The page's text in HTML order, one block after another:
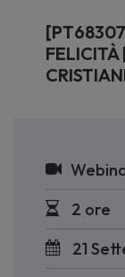
FELICITÀ
2 ore
21